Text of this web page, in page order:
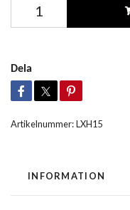
Dela
Artikelnummer:LXH15
INFORMATION